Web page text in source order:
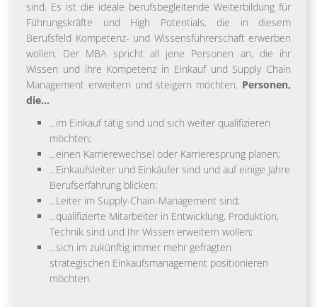
sind. Es ist die ideale berufsbegleitende Weiterbildung für
Führungskräfte und High Potentials, die in diesem
Berufsfeld Kompetenz- und Wissensführerschaft erwerben
wollen. Der MBA spricht all jene Personen an, die ihr
Wissen und ihre Kompetenz in Einkauf und Supply Chain
Management erweitern und steigern möchten. Personen,
die...
...im Einkauf tätig sind und sich weiter qualifizieren
möchten;
...einen Karrierewechsel oder Karrieresprung planen;
...Einkaufsleiter und Einkäufer sind und auf einige Jahre
Berufserfahrung blicken;
...Leiter im Supply-Chain-Management sind;
...qualifizierte Mitarbeiter in Entwicklung, Produktion,
Technik sind und Ihr Wissen erweitern wollen;
...sich im zukünftig immer mehr gefragten
strategischen Einkaufsmanagement positionieren
möchten.